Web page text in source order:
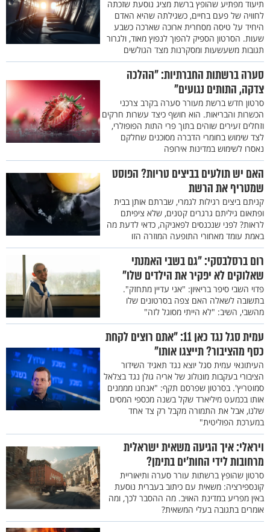
תיעוד מפתיע שהופץ ברשת מציג נוסעת שזכתה
לחוויה של פעם בחיים, כשגילתה שהיא האדם
היחיד על טיסה מסחרית ארוכה שארכה כשבע
שעות. הסרטון הספיק להפוך לנפוץ מאוד, ולגרור
תגובות משעשעות ומסקרנות מצד הגולשים
סערה ברשתות החברתיות: "ההלכה
צדקה, התותים נגועים"
סרטון חדש ברשת מעורר סערה בקרב צרכני
הכשרות והבריאות. הוא חושף כיצד עשרות חרקים
וזחלים זעירים שוהים בתוך פרי התות הפופולרי,
לצד שימוש בחומרי הדברה מסוכנים שחלקם
נאסרו לשימוש במדינות אירופה
האם יש תולעים בביצים טריות? הפוסט
שמטריף את הרשת
קניתם ביצים רגילות לגמרי, שברתם אותן בבית
ופתאום גיליתם גרגרים קטנים, שלא ציפיתם
לראות? לפני שנכנסים לפאניקה, כדאי לדעת מה
באמת עומד מאחורי התופעה המוזרה הזו
רום ברסלבסקי: "גם בשבי האמנתי
שאלוקים לא יפקיר את הילדים שלו"
פדוי השבי סיפר בריאיון: "אני עדיין מתחזק".
בתשובה לשאלה האם צפה בסרטונים שלו
מהשבי, השיב: "לא הייתי מסוגל לזה"
עמית סגל נגד כאן 11: "אתם רוצים לקחת
כסף מהציבור? תייצגו אותו"
העיתונאי עמית סגל יוצא נגד תאגיד השידור
הציבורי בעקבות מונולוג של אריה גולן נגד בצלאל
סמוטריץ'. בסרטון שפרסם תקף: "אנחנו מממנים
אותו בכמעט מיליארד שקל בשנה מכספי המסים
שלנו, אבל את התמורה מקבל רק צד אחד
במערכת הפוליטית"
ויראלי: איך הגיעה משאית ישראלית
מרחובות לידי החות'ים בתימן?
סרטון שהופץ ברשתות עורר סערה ותיאוריית
קונספירציה: משאית עם כיתוב בעברית נוסעת
באין מפריע במדינת האויב. מה ההסבר לכך, ומה
אומרים בתגובה בעלי המשאית?